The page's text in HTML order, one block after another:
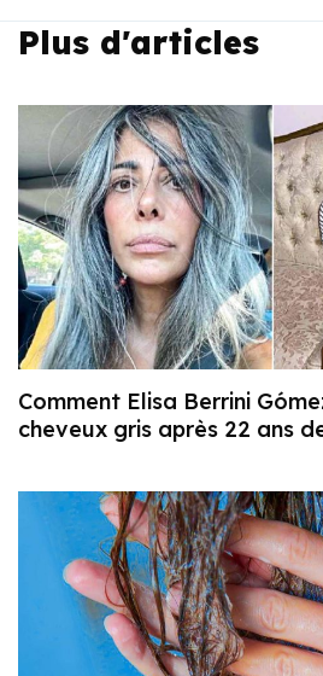
Plus d'articles
Comment Elisa Berrini
cheveux gris après 22 ans